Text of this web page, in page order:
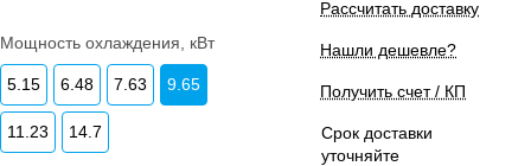
Мощность охлаждения, кВт
5.15 6.48 7.63 9.65
11.23 14.7
Рассчитать доставку
Нашли дешевле?
Получить счет / КП
Срок доставки
уточняйте